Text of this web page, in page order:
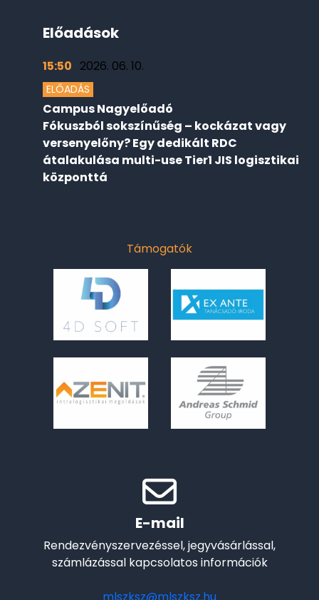
Előadások
15:50 2026. 06. 10.
ELŐADÁS
Campus Nagyelőadó
Fókuszból sokszínűség – kockázat vagy
versenyelőny? Egy dedikált RDC
átalakulása multi-use Tier1 JIS logisztikai
központtá
Támogatók
E-mail
Rendezvényszervezéssel, jegyvásárlással,
számlázással kapcsolatos információk